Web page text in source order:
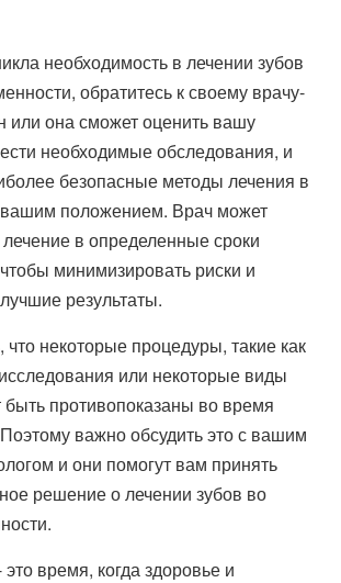
необходимость в лечении зубов
обратитесь к своему врачу-
или она сможет оценить вашу
необходимые обследования, и
безопасные методы лечения в
вашим положением. Врач может
в определенные сроки
минимизировать риски и
результаты.
некоторые процедуры, такие как
или некоторые виды
быть противопоказаны во время
важно обсудить это с вашим
и они помогут вам принять
решение о лечении зубов во
время, когда здоровье и